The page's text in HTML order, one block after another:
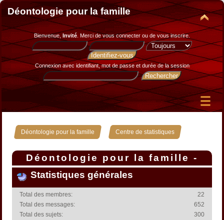
Déontologie pour la famille
Bienvenue, Invité. Merci devous connecter ou de vous inscrire.
Connexion avec identifiant, mot de passe et durée de la session
Déontologie pour la famille » Centre de statistiques
Déontologie pour la famille -
Centre de statistiques
Statistiques générales
Total des membres:
22
Total des messages:
652
Total des sujets:
300